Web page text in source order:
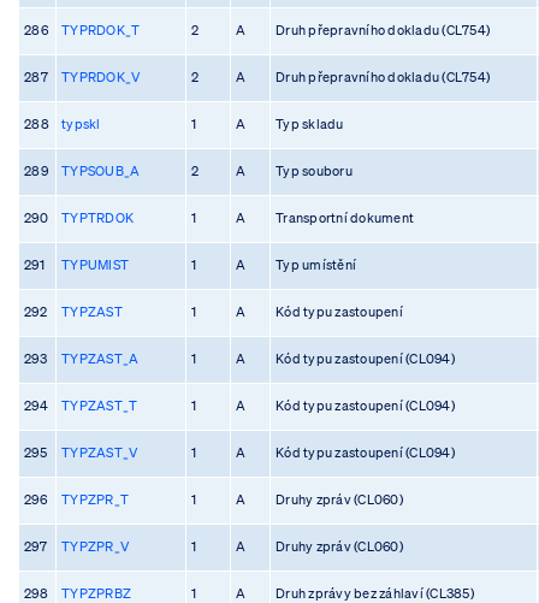
286 TYPRDOK_T 2 A Druh přepravního dokladu (CL754)
287 TYPRDOK_V 2 A Druh přepravního dokladu (CL754)
288 typskl 1 A Typ skladu
289 TYPSOUB_A 2 A Typ souboru
290 TYPTRDOK 1 A Transportní dokument
291 TYPUMIST 1 A Typ umístění
292 TYPZAST 1 A Kód typu zastoupení
293 TYPZAST_A 1 A Kód typu zastoupení (CL094)
294 TYPZAST_T 1 A Kód typu zastoupení (CL094)
295 TYPZAST_V 1 A Kód typu zastoupení (CL094)
296 TYPZPR_T 1 A Druhy zpráv (CL060)
297 TYPZPR_V 1 A Druhy zpráv (CL060)
298 TYPZPRBZ 1 A Druh zprávy bez záhlaví (CL385)